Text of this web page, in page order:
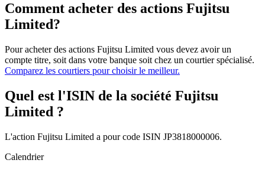
Comment acheter des actions Fujitsu
Limited?
Pour acheter des actions Fujitsu Limited vous devez avoir un
compte titre, soit dans votre banque soit chez un courtier spécialisé.
Comparez les courtiers pour choisir le meilleur.
Quel est l'ISIN de la société Fujitsu
Limited ?
L'action Fujitsu Limited a pour code ISIN JP3818000006.
Calendrier